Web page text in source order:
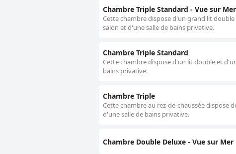
Chambre Triple Standard - Vue sur Mer
Cette chambre dispose d'un grand lit
salon et d'une salle de bains privative.
Chambre Triple Standard
Cette chambre dispose d'un lit double et
bains privative.
Chambre Triple
Cette chambre au rez-de-chaussée dispose
d'une salle de bains privative.
Chambre Double Deluxe - Vue sur Mer